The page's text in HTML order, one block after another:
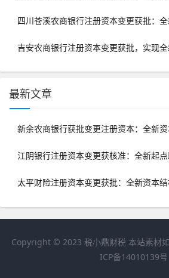
吉安农商银行注册资本变更获批，实现
最新文章
新余农商银行获批变更注册资本：全新
江阴银行注册资本变更获核准：全新起
太平财险注册资本变更获批：全新资本
Copyright © 2023 税小鼎财税 本站素材
ICP备14010139号